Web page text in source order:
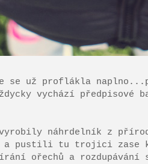
se už proflákla
vychází
náhrdelník z
pustili tu trojici zase k
ořechů a rozdupávání